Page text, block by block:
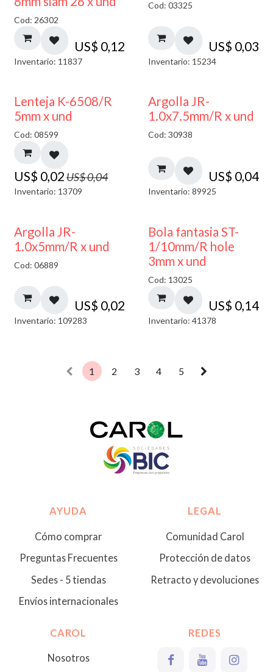
Cod: 26302
US$ 0,12
Inventario: 11837
Cod: 03325
US$ 0,03
Inventario: 15234
50% DESCUENTO
Lenteja K-6508/R
5mm x und
Cod: 08599
US$ 0,02US$0,04
Inventario: 13709
Argolla JR-
1.0x7.5mm/R x und
Cod: 30938
US$ 0,04
Inventario: 89925
Argolla JR-
1.0x5mm/R x und
Cod: 06889
US$ 0,02
Inventario: 109283
Bola fantasia ST-
1/10mm/R hole
3mm x und
Cod: 13025
US$ 0,14
Inventario: 41378
1 2 3 4 5
AYUDA
Cómo comprar
Preguntas Frecuentes
Sedes - 5 tiendas
Envíos internacionales
LEGAL
Comunidad Carol
Protección de datos
Retracto y devoluciones
CAROL
Nosotros
REDES